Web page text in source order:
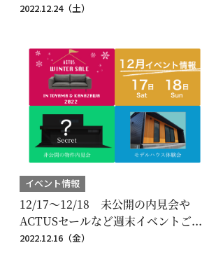
2022.12.24（土）
イベント情報
12/17〜12/18 未公開の内見会や
ACTUSセールなど週末イベントご...
2022.12.16（金）